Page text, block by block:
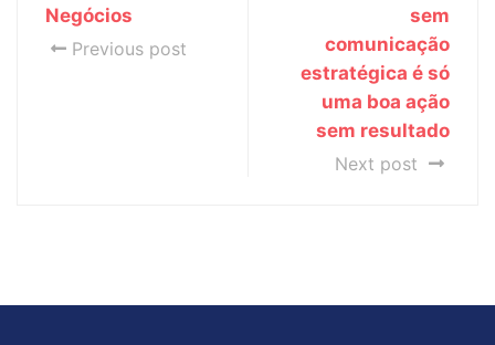
Negócios
Previous post
sem
comunicação
estratégica é só
uma boa ação
sem resultado
Next post